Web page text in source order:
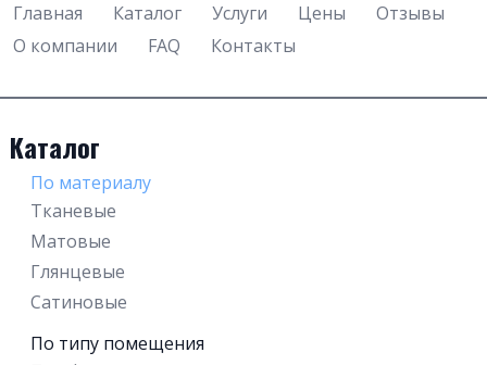
Главная Каталог Услуги Цены
Отзывы
О компании
FAQ Контакты
Каталог
По материалу
Тканевые
Матовые
Глянцевые
Сатиновые
По типу помещения